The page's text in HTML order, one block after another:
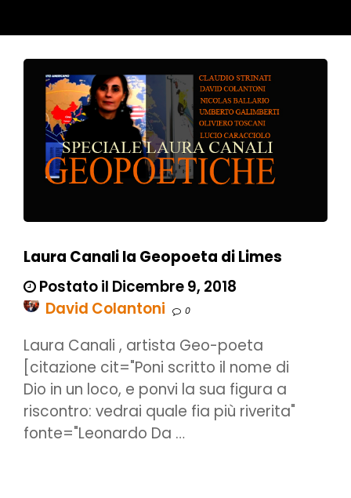
Laura Canali la Geopoeta di Limes
Postato il Dicembre 9, 2018
David Colantoni
0
Laura Canali , artista Geo-poeta
[citazione cit="Poni scritto il nome di
Dio in un loco, e ponvi la sua figura a
riscontro: vedrai quale fia più riverita"
fonte="Leonardo Da …